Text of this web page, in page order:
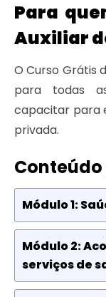
Para
Auxiliar
O Curso Grátis
para todas
capacitar para
privada.
Módulo 1:
Módulo 2:
serviços de